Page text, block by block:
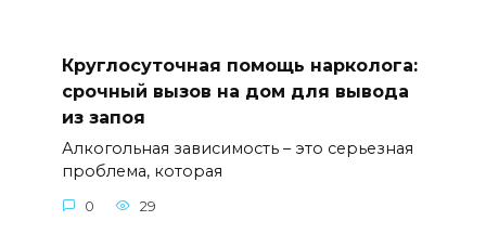
Круглосуточная помощь нарколога:
срочный вызов на дом для вывода
из запоя
Алкогольная зависимость – это серьезная
проблема, которая
0 29